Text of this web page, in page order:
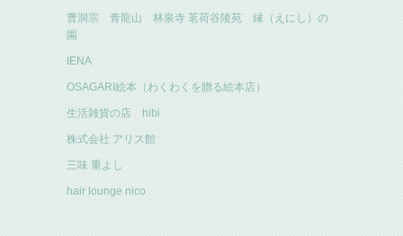
曹洞宗 青龍山 林泉寺 茗荷谷陵苑 縁（えにし）の
園
IENA
OSAGARI絵本（わくわくを贈る絵本店）
生活雑貨の店 hibi
株式会社 アリス館
三味 重よし
hair lounge nico